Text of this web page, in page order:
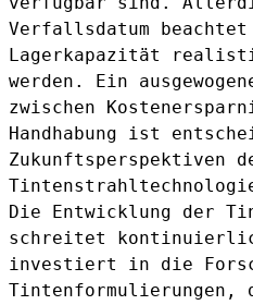
Verfallsdatum
Lagerkapazität
werden. Ein
zwischen
Handhabung ist
Zukunftsperspektiven
Die Entwicklung der
schreitet
investiert in die
Tintenformulierungen,